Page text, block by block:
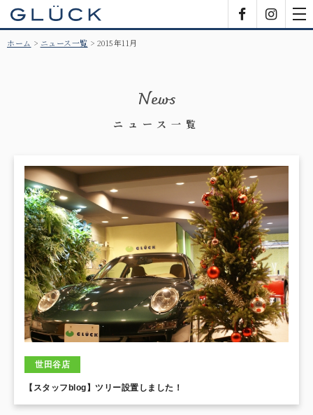
ホーム ニュース一覧 2015年11月
News
ニュース一覧
世田谷店
【スタッフblog】ツリー設置しました！